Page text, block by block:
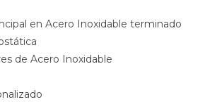
en Acero Inoxidable terminado
de Acero Inoxidable